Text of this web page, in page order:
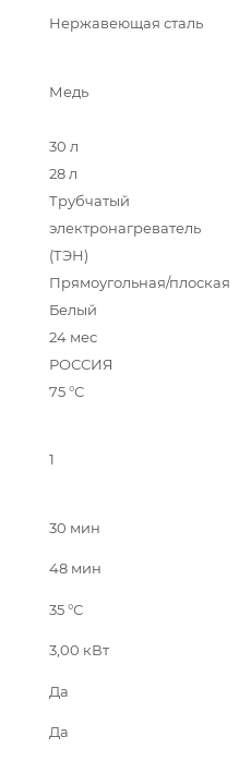
Нержавеющая сталь
Медь
30 л
28 л
Трубчатый
электронагреватель
(ТЭН)
Прямоугольная/плоская
Белый
24 мес
РОССИЯ
75 °С
1
30 мин
48 мин
35 °С
3,00 кВт
Да
Да